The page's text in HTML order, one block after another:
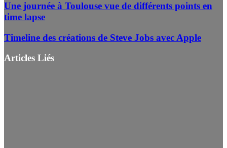
Une journée à Toulouse vue de différents points en
time lapse
Timeline des créations de Steve Jobs avec Apple
Articles Liés